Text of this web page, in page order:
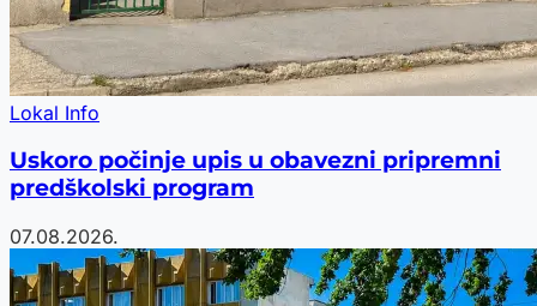
Lokal Info
Uskoro počinje upis u obavezni pripremni
predškolski program
07.08.2026.